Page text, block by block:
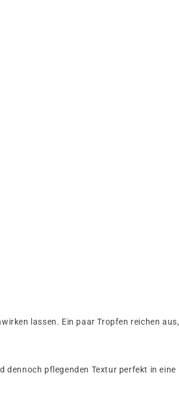
lassen. Ein paar Tropfen reichen aus,
dennoch pflegenden Textur perfekt in eine